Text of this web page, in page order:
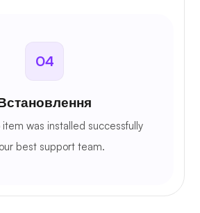
04
item was installed successfully
best support team.